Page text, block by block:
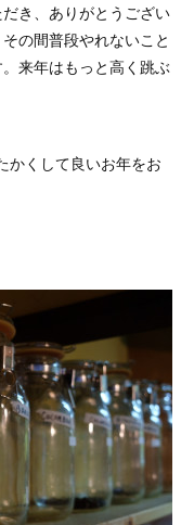
き、ありがとうござい
の間普段やれないこと
来年はもっと高く跳ぶ
かくして良いお年をお